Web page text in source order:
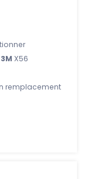
3M X56
remplacement